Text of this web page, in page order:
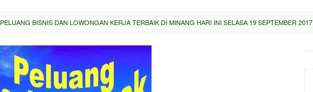
PELUANG BISNIS DAN LOWONGAN KERJA TERBAIK DI MINANG HARI INI SELASA 19 SEPTEMBER 2017